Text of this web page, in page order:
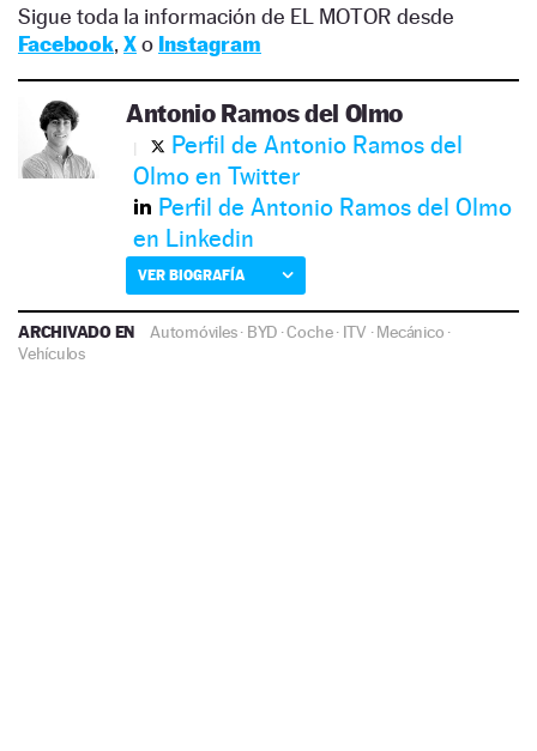
Sigue toda la información de EL MOTOR desde
Facebook, Xo Instagram
Antonio Ramos del Olmo
Perfil de Antonio Ramos del
Olmo en Twitter
Perfil de Antonio Ramos del Olmo
en Linkedin
VER BIOGRAFÍA
ARCHIVADO EN Automóviles· BYD ·Coche· ITV ·Mecánico ·
Vehículos